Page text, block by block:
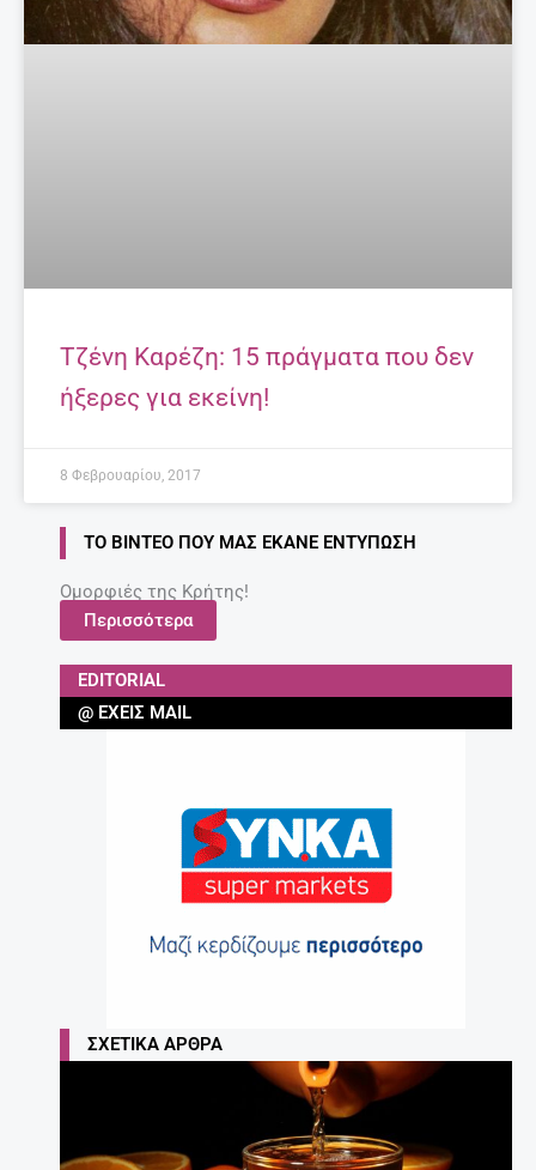
Έγκυος μετά τα 35: Πόσο επικίνδυνο είναι;